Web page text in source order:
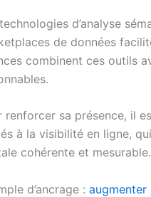
d’analyse
de données
combinent ces outils
renforcer sa présence, il
à la visibilité en ligne,
cohérente et mesurable.
d’ancrage : augmenter